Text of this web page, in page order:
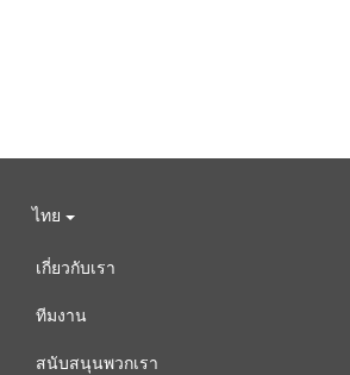
ไทย
เกี่ยวกับเรา
ทีมงาน
สนับสนุนพวกเรา